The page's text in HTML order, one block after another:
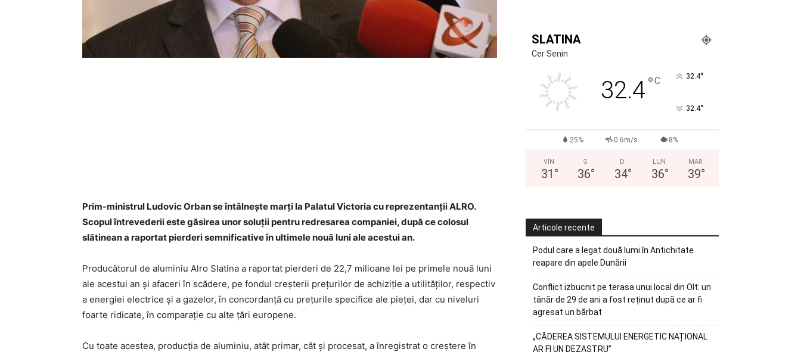
Prim-ministrul Ludovic Orban se întâlnește marți la Palatul Victoria cu reprezentanții ALRO.
Scopul întrevederii este găsirea unor soluții pentru redresarea companiei, după ce colosul
slătinean a raportat pierderi semnificative în ultimele nouă luni ale acestui an.
Producătorul de aluminiu Alro Slatina a raportat pierderi de 22,7 milioane lei pe primele nouă luni
ale acestui an şi afaceri în scădere, pe fondul creșterii prețurilor de achiziție a utilităților, respectiv
a energiei electrice și a gazelor, în concordanță cu prețurile specifice ale pieței, dar cu niveluri
foarte ridicate, în comparație cu alte țări europene.
Cu toate acestea, producția de aluminiu, atât primar, cât și procesat, a înregistrat o creștere în
SLATINA
Cer Senin
32.4°C 32.4°
32.4°
25% 0.6m/s 8%
VIN
31 °
S
36°
D
34°
LUN
36°
MAR
39°
Articole recente
Podul care a legat două lumi în Antichitate
reapare din apele Dunării
Conflict izbucnit pe terasa unui local din Olt: un
tânăr de 29 de ani a fost reținut după ce ar fi
agresat un bărbat
„CĂDEREA SISTEMULUI ENERGETIC NAȚIONAL
AR FI UN DEZASTRU”